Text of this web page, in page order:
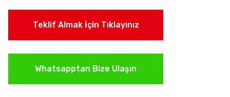
Teklif Almak İçin Tıklayınız
Whatsapptan Bize Ulaşın